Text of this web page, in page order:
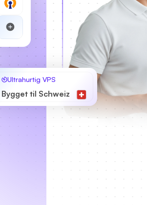
Ultrahurtig VPS
Bygget til Schweiz